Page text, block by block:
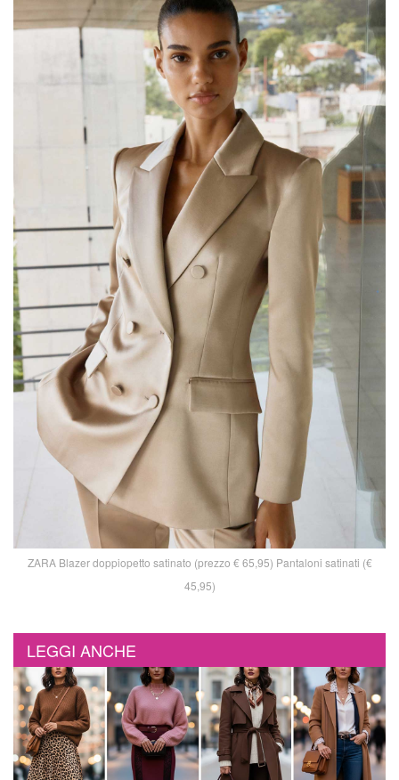
ZARA Blazer doppiopetto satinato (prezzo € 65,95) Pantaloni satinati (€
45,95)
LEGGI ANCHE